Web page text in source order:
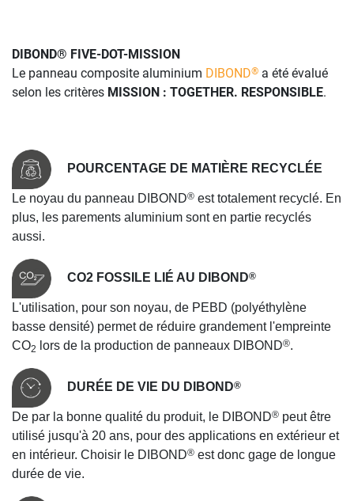
DIBOND® FIVE-DOT-MISSION
Le panneau composite aluminium DIBOND® a été évalué
selon les critères MISSION : TOGETHER. RESPONSIBLE.
POURCENTAGE DE MATIÈRE RECYCLÉE
Le noyau du panneau DIBOND® est totalement recyclé. En
plus, les parements aluminium sont en partie recyclés
aussi.
CO2 FOSSILE LIÉ AU DIBOND®
L'utilisation, pour son noyau, de PEBD (polyéthylène
basse densité) permet de réduire grandement l'empreinte
CO2 lors de la production de panneaux DIBOND®.
DURÉE DE VIE DU DIBOND®
De par la bonne qualité du produit, le DIBOND® peut être
utilisé jusqu'à 20 ans, pour des applications en extérieur et
en intérieur. Choisir le DIBOND® est donc gage de longue
durée de vie.